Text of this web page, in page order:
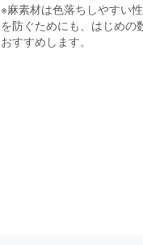
※麻素材は色落ちしやすい
を防ぐためにも、はじめの
おすすめします。